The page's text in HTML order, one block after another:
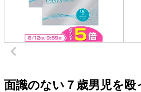
面識のない７歳男児を